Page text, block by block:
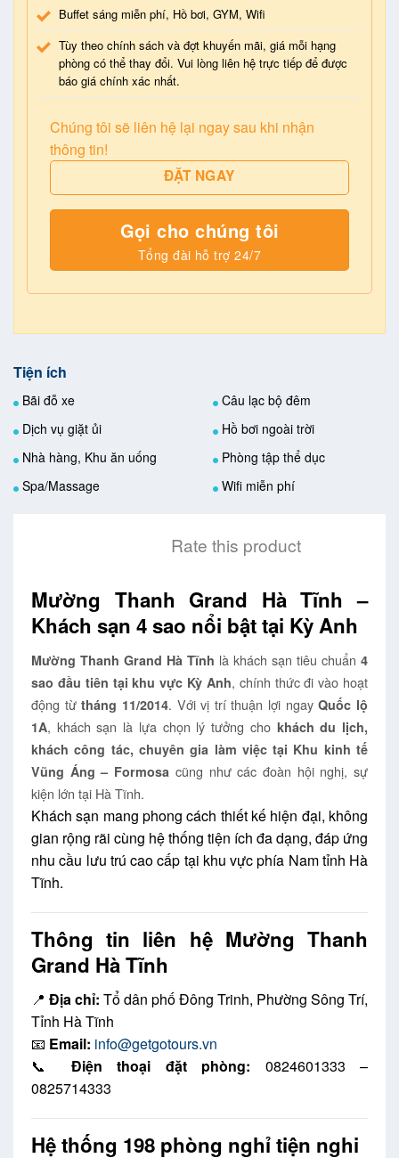
Buffet sáng miễn phí, Hồ bơi, GYM, Wifi
Tùy theo chính sách và đợt khuyến mãi, giá mỗi hạng
phòng có thể thay đổi. Vui lòng liên hệ trực tiếp để được
báo giá chính xác nhất.
Chúng tôi sẽ liên hệ lại ngay sau khi nhận
thông tin!
ĐẶT NGAY
Gọi cho chúng tôi
Tổng đài hỗ trợ 24/7
Tiện ích
Bãi đỗ xe
Câu lạc bộ đêm
Dịch vụ giặt ủi
Hồ bơi ngoài trời
Nhà hàng, Khu ăn uống
Phòng tập thể dục
Spa/Massage
Wifi miễn phí
Rate this product
Mường Thanh Grand Hà Tĩnh –
Khách sạn 4 sao nổi bật tại Kỳ Anh
Mường Thanh Grand Hà Tĩnh là khách sạn tiêu chuẩn 4
sao đầu tiên tại khu vực Kỳ Anh, chính thức đi vào hoạt
động từtháng 11/2014. Với vị trí thuận lợi ngayQuốc lộ
1A, khách sạn là lựa chọn lý tưởng cho khách du lịch,
khách công tác, chuyên gia làm việc tại Khu kinh tế
Vũng Áng – Formosa cũng như các đoàn hội nghị, sự
kiện lớn tại Hà Tĩnh.
Khách sạn mang phong cách thiết kế hiện đại, không
gian rộng rãi cùng hệ thống tiện ích đa dạng, đáp ứng
nhu cầu lưu trú cao cấp tại khu vực phía Nam tỉnh Hà
Tĩnh.
Thông tin liên hệ Mường Thanh
Grand Hà Tĩnh
📍 Địa chỉ: Tổ dân phố Đông Trinh, Phường Sông Trí,
Tỉnh Hà Tĩnh
📧 Email: info@getgotours.vn
📞 Điện thoại đặt phòng: 0824601333 –
0825714333
Hệ thống 198 phòng nghỉ tiện nghi